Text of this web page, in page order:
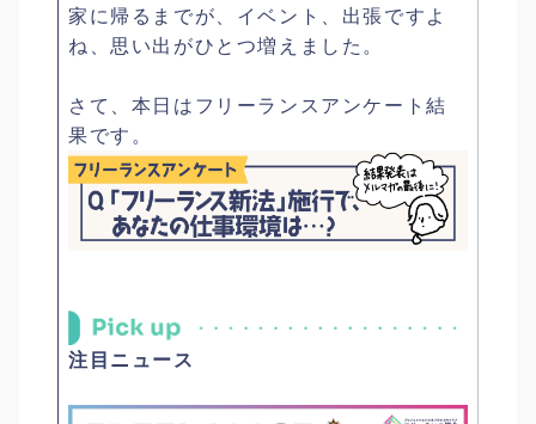
家に帰るまでが、イベント、出張ですよ
ね、思い出がひとつ増えました。
さて、本日はフリーランスアンケート結
果です。
注目ニュース